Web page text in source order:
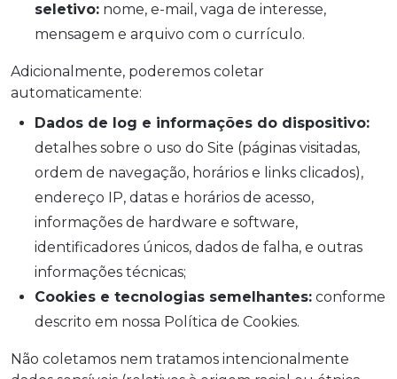
seletivo: nome, e-mail, vaga de interesse,
mensagem e arquivo com o currículo.
Adicionalmente, poderemos coletar
automaticamente:
Dados de log e informações do dispositivo:
detalhes sobre o uso do Site (páginas visitadas,
ordem de navegação, horários e links clicados),
endereço IP, datas e horários de acesso,
informações de hardware e software,
identificadores únicos, dados de falha, e outras
informações técnicas;
Cookies e tecnologias semelhantes: conforme
descrito em nossa Política de Cookies.
Não coletamos nem tratamos intencionalmente